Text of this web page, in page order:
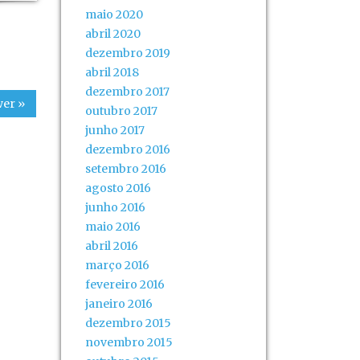
»
maio 2020
abril 2020
dezembro 2019
abril 2018
dezembro 2017
outubro 2017
junho 2017
dezembro 2016
setembro 2016
agosto 2016
junho 2016
maio 2016
abril 2016
março 2016
fevereiro 2016
janeiro 2016
dezembro 2015
novembro 2015